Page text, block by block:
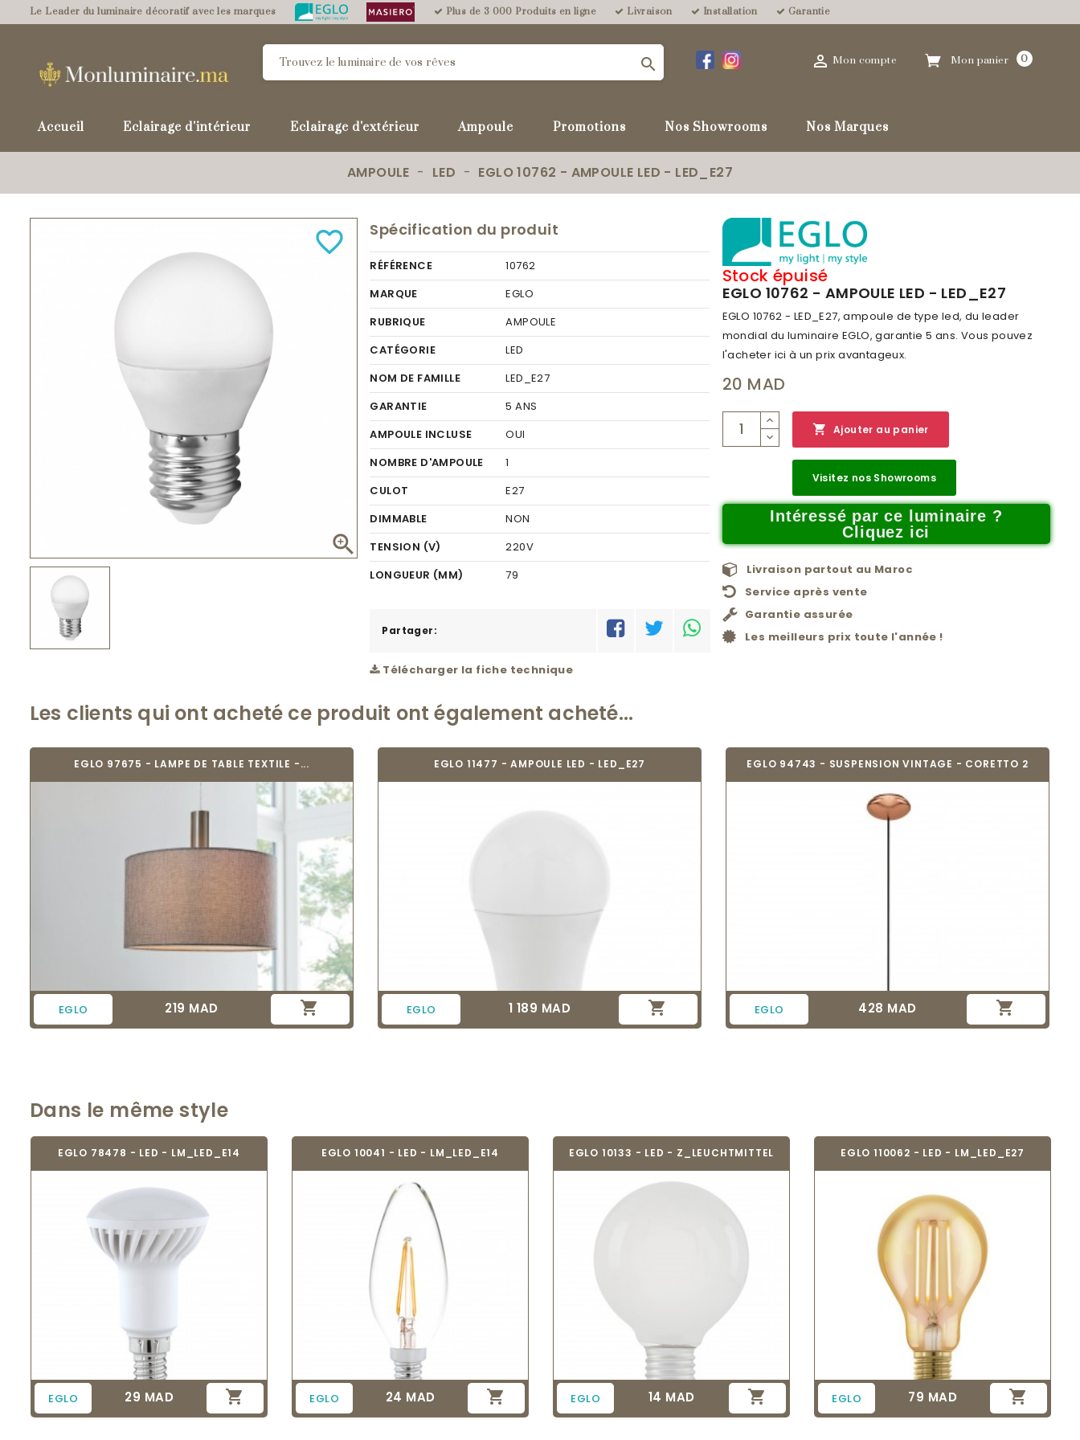
Le Leader du luminaire décoratif avec les marques Plus de 3 000 Produits en ligne Livraison Installation Garantie
Mon panier 0
 Mon compte

Accueil Eclairage d'intérieur Eclairage d'extérieur Ampoule Promotions Nos Showrooms Nos Marques
AMPOULE LED EGLO 10762 - AMPOULE LED - LED_E27
favorite_border

Spécification du produit
RÉFÉRENCE
10762
MARQUE
EGLO
RUBRIQUE
AMPOULE
CATÉGORIE
LED
NOM DE FAMILLE
LED_E27
GARANTIE
5 ANS
AMPOULE INCLUSE
OUI
NOMBRE D'AMPOULE
1
CULOT
E27
DIMMABLE
NON
TENSION (V)
220V
LONGUEUR (MM)
79
FINITION
KELVIN (K)
3000
TEMPÉRATURE DE LA
Partager:
Télécharger la fiche technique
Stock épuisé
EGLO 10762 - AMPOULE LED - LED_E27
EGLO 10762 - LED_E27, ampoule de type led, du leader
mondial du luminaire EGLO, garantie 5 ans. Vous pouvez
l'acheter ici à un prix avantageux.
20 MAD
 Ajouter au panier
Visitez nos Showrooms
Intéressé par ce luminaire ?
Cliquez ici
Livraison partout au Maroc
Service après vente
Garantie assurée
Les meilleurs prix toute l'année !
Les clients qui ont acheté ce produit ont également acheté...
EGLO 97675 - LAMPE DE TABLE TEXTILE -...
EGLO Prix
219 MAD 
EGLO 11477 - AMPOULE LED - LED_E27
EGLO Prix
1 189 MAD 
EGLO 94743 - SUSPENSION VINTAGE - CORETTO 2
EGLO Prix
428 MAD 
Dans le même style
EGLO 78478 - LED - LM_LED_E14
EGLO Prix
29 MAD 
EGLO 10041 - LED - LM_LED_E14
EGLO Prix
24 MAD 
EGLO 10133 - LED - Z_LEUCHTMITTEL
EGLO Prix
14 MAD 
EGLO 110062 - LED - LM_LED_E27
EGLO Prix
79 MAD 